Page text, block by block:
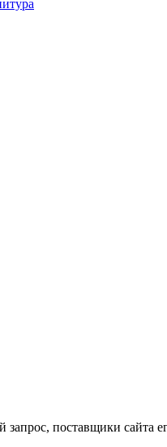
запрос, поставщики сайта